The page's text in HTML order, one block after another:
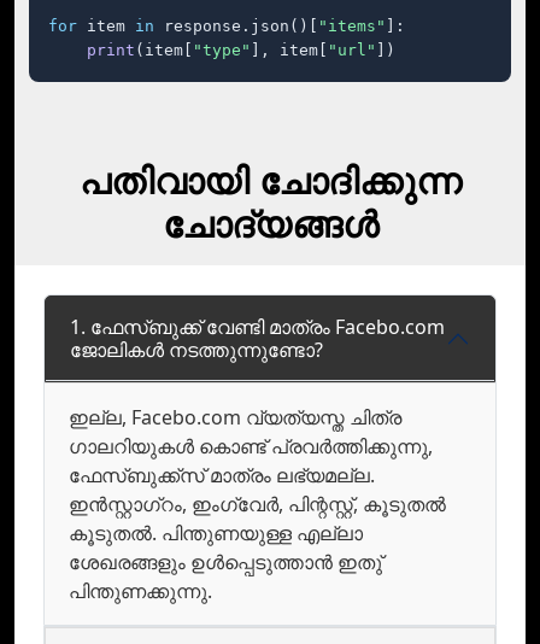
for item in response.json()[ "items"
]:
print (item[ "type" ], item[ "url" ])
പതിവായി ചോദിക്കുന്ന
ചോദ്യങ്ങൾ
1. ഫേസ്ബുക്ക് വേണ്ടി മാത്രം Facebo.com
ജോലികള്‍ നടത്തുന്നുണ്ടോ?
ഇല്ല, Facebo.com വ്യത്യസ്ത ചിത്ര
ഗാലറിയുകള്‍ കൊണ്ട് പ്രവര്‍ത്തിക്കുന്നു,
ഫേസ്ബുക്ക്‌സ് മാത്രം ലഭ്യമല്ല.
ഇന്‍സ്റ്റാഗ്റം, ഇംഗ്വേര്‍, പിന്റസ്റ്റ്, കൂടുതല്‍
കൂടുതല്‍. പിന്തുണയുള്ള എല്ലാ
ശേഖരങ്ങളും ഉള്‍പ്പെടുത്താന്‍ ഇതു്
പിന്തുണക്കുന്നു.